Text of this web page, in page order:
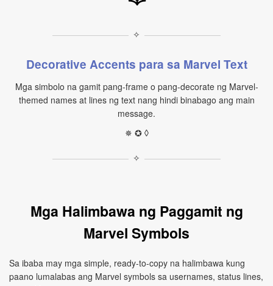
✧
Decorative Accents para sa Marvel Text
Mga simbolo na gamit pang-frame o pang-decorate ng Marvel-
themed names at lines ng text nang hindi binabago ang main
message.
✵ ✪ ◊
✧
Mga Halimbawa ng Paggamit ng
Marvel Symbols
Sa ibaba may mga simple, ready-to-copy na halimbawa kung
paano lumalabas ang Marvel symbols sa usernames, status lines,